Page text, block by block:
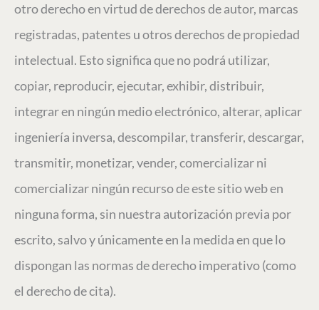
otro derecho en virtud de derechos de autor, marcas
registradas, patentes u otros derechos de propiedad
intelectual. Esto significa que no podrá utilizar,
copiar, reproducir, ejecutar, exhibir, distribuir,
integrar en ningún medio electrónico, alterar, aplicar
ingeniería inversa, descompilar, transferir, descargar,
transmitir, monetizar, vender, comercializar ni
comercializar ningún recurso de este sitio web en
ninguna forma, sin nuestra autorización previa por
escrito, salvo y únicamente en la medida en que lo
dispongan las normas de derecho imperativo (como
el derecho de cita).